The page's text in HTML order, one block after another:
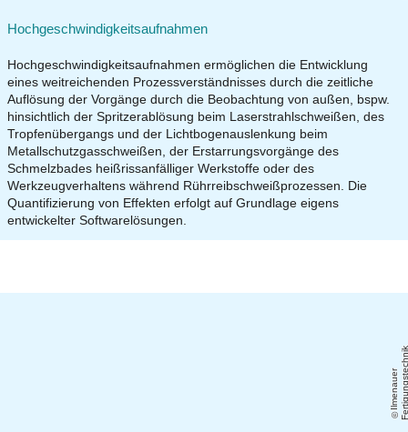
Hochgeschwindigkeitsaufnahmen
Hochgeschwindigkeitsaufnahmen ermöglichen die Entwicklung
eines weitreichenden Prozessverständnisses durch die zeitliche
Auflösung der Vorgänge durch die Beobachtung von außen, bspw.
hinsichtlich der Spritzerablösung beim Laserstrahlschweißen, des
Tropfenübergangs und der Lichtbogenauslenkung beim
Metallschutzgasschweißen, der Erstarrungsvorgänge des
Schmelzbades heißrissanfälliger Werkstoffe oder des
Werkzeugverhaltens während Rührreibschweißprozessen. Die
Quantifizierung von Effekten erfolgt auf Grundlage eigens
entwickelter Softwarelösungen.
Il
m
e
n
a
u
e
r
F
e
r
ti
g
u
n
g
s
t
e
c
h
ni